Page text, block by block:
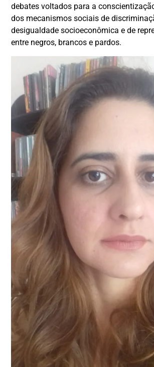
debates voltados para a
dos mecanismos sociais de
desigualdade socioeconômica e de
entre negros, brancos e pardos.